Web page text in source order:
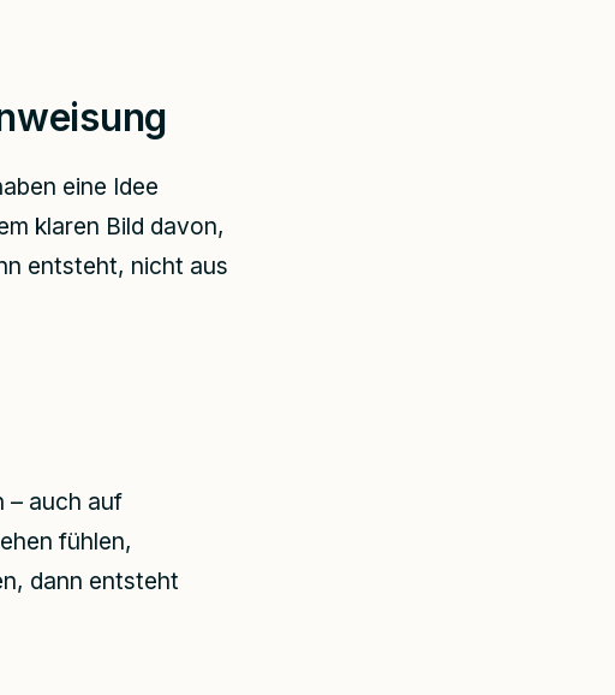
eine Idee
klaren Bild davon,
entsteht, nicht aus
– auch auf
fühlen,
dann entsteht